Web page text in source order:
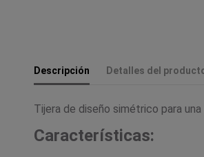
Descripción Detalles del
Tijera de diseño simétrico para
Características: